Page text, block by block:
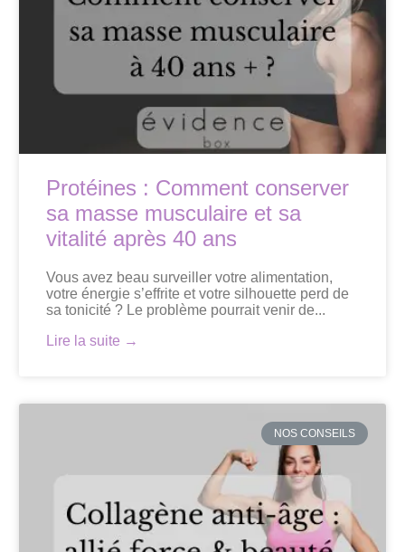
Protéines : Comment conserver
sa masse musculaire et sa
vitalité après 40 ans
Vous avez beau surveiller votre alimentation,
votre énergie s’effrite et votre silhouette perd de
sa tonicité ? Le problème pourrait venir de...
Lire la suite →
NOS CONSEILS